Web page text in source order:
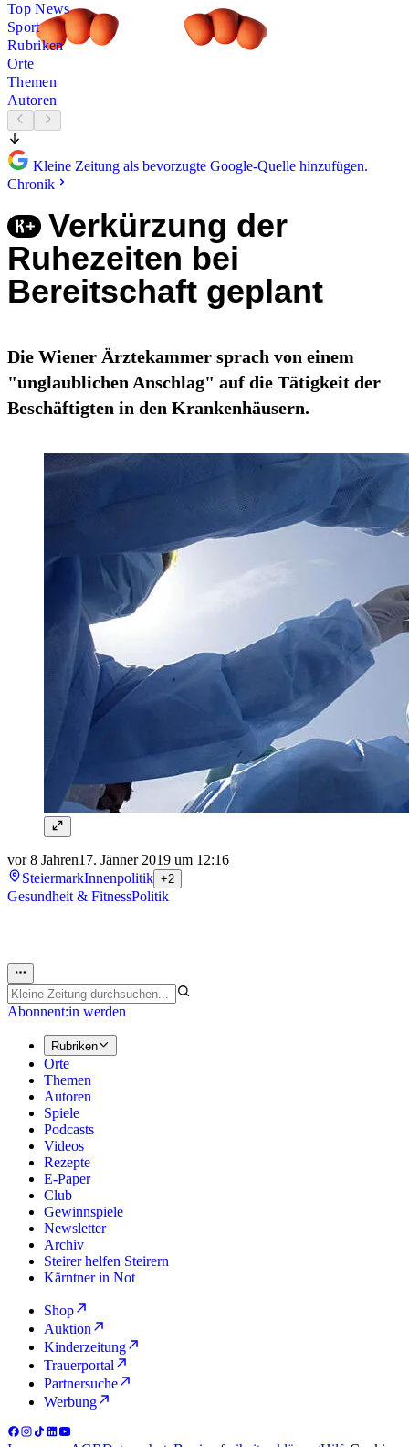
Top News
Sport
Rubriken
Orte
Themen
Autoren
Kleine Zeitung als bevorzugte Google-Quelle hinzufügen.
Chronik
Verkürzung der
Ruhezeiten bei
Bereitschaft geplant
Die Wiener Ärztekammer sprach von einem
"unglaublichen Anschlag" auf die Tätigkeit der
Beschäftigten in den Krankenhäusern.
vor 8 Jahren17. Jänner 2019 um 12:16
SteiermarkInnenpolitik +2
Gesundheit & FitnessPolitik
Abonnent:in werden
Rubriken
Orte
Themen
Autoren
Spiele
Podcasts
Videos
Rezepte
E-Paper
Club
Gewinnspiele
Newsletter
Archiv
Steirer helfen Steirern
Kärntner in Not
Shop
Auktion
Kinderzeitung
Trauerportal
Partnersuche
Werbung